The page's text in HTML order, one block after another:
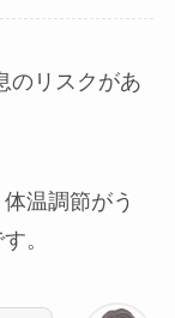
のリスクがあ
温調節がう
。